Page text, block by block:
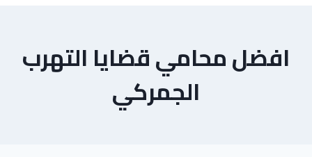
افضل محامي قضايا التهرب
الجمركي